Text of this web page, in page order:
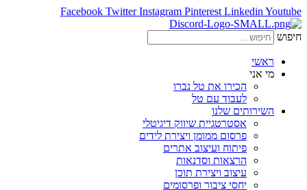
Facebook Twitter Instagram Pinterest Linkedin Youtube
חיפוש
ראשי
מי אני
הכירו את טל נברו
לעבוד עם טל
השירותים שלנו
אסטרטגיית שיווק דיגיטלי
פרסום ממומן ויצירת לידים
פיתוח ועיצוב אתרים
הרצאות וסדנאות
עיצוב ויצירת תוכן
יחסי ציבור ופרסומים